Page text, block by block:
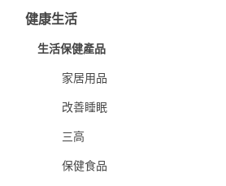
健康生活
生活保健產品
家居用品
改善睡眠
三高
保健食品